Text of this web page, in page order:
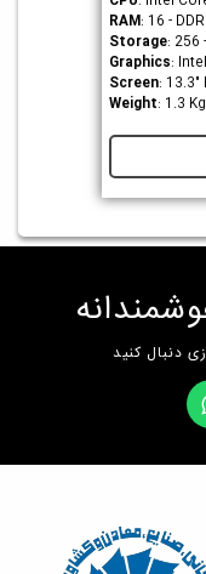
RAM: 16 -
Storage: 256
Graphics:
Screen: 13.3"
Weight: 1.3 Kg
دنبال کنید